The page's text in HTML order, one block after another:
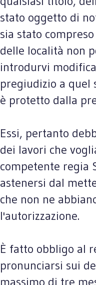
stato oggetto di
sia stato
delle località non
introdurvi
pregiudizio a quel
è protetto dalla
Essi, pertanto
dei lavori che
competente regia
astenersi dal
che non ne
l'autorizzazione.
È fatto obbligo al
pronunciarsi sui
massimo di tre